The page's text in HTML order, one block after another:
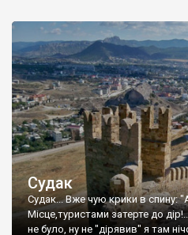
Судак
Судак... Вже чую крики в спину:
Місце,туристами затерте до
не було, ну не "дірявив" я там